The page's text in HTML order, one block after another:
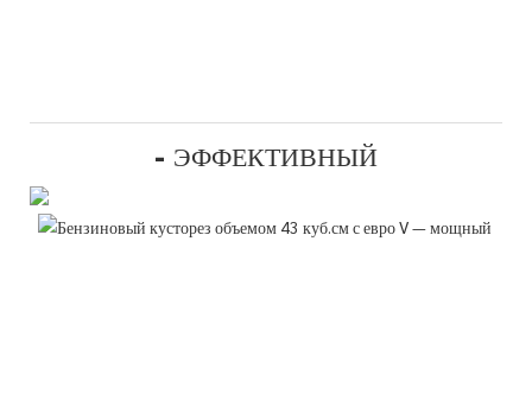
- ЭФФЕКТИВНЫЙ